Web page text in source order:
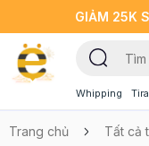
GIẢM 25K
Whipping
Trang chủ Tất cả